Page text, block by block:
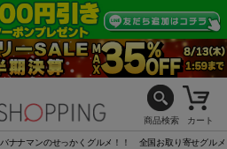
商品検索 カート
バナナマンのせっかくグルメ！！ 全国お取り寄せグルメ